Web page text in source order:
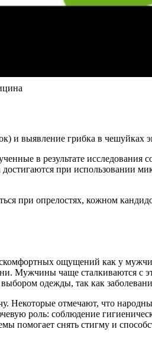
и выявление грибка в чешуйках
в результате исследования
при использовании
при опрелостях, кожном
ощущений как у
Мужчины чаще сталкиваются с
одежды, так как
отмечают, что
роль: соблюдение
помогает снять стигму и